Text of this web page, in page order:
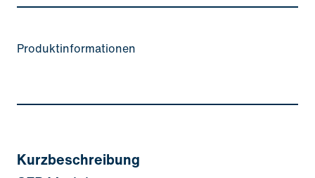
Produktinformationen
Kurzbeschreibung